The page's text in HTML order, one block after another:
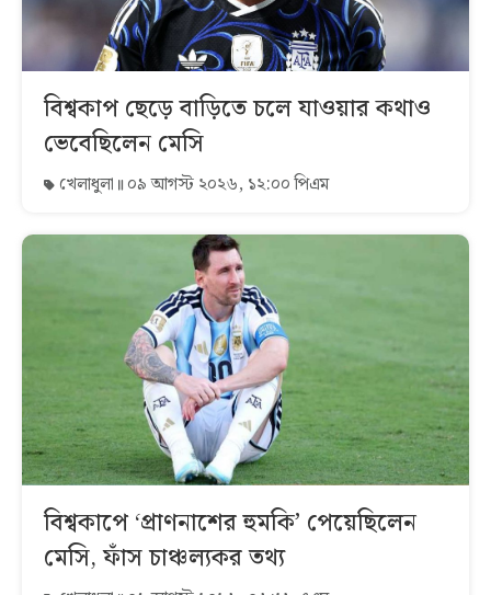
বিশ্বকাপ ছেড়ে বাড়িতে চলে যাওয়ার কথাও
ভেবেছিলেন মেসি
খেলাধুলা ০৯ আগস্ট ২০২৬, ১২:০০ পিএম
বিশ্বকাপে ‘প্রাণনাশের হুমকি’ পেয়েছিলেন
মেসি, ফাঁস চাঞ্চল্যকর তথ্য